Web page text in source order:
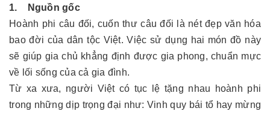
1. Nguồn gốc
Hoành phi câu đối, cuốn thư câu đối là nét đẹp văn hóa
bao đời của dân tộc Việt. Việc sử dụng hai món đồ này
sẽ giúp gia chủ khẳng định được gia phong, chuẩn mực
về lối sống của cả gia đình.
Từ xa xưa, người Việt có tục lệ tặng nhau hoành phi
trong những dịp trọng đại như: Vinh quy bái tổ hay mừng